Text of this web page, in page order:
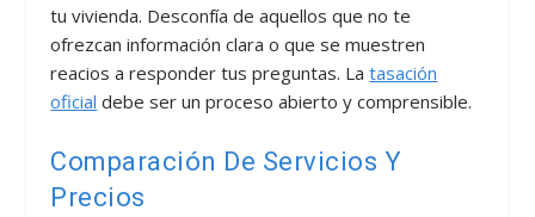
tu vivienda. Desconfía de aquellos que no te
ofrezcan información clara o que se muestren
reacios a responder tus preguntas. Latasación
oficial debe ser un proceso abierto y comprensible.
Comparación De Servicios Y
Precios